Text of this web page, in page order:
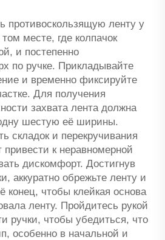
противоскользящую ленту у
месте, где колпачок
и постепенно
по ручке. Прикладывайте
и временно фиксируйте
Для получения
захвата лента должна
шестую её ширины.
складок и перекручивания
к неравномерной
дискомфорт. Достигнув
аккуратно обрежьте ленту и
конец, чтобы клейкая основа
ленту. Пройдитесь рукой
ручки, чтобы убедиться, что
особенно в начальной и